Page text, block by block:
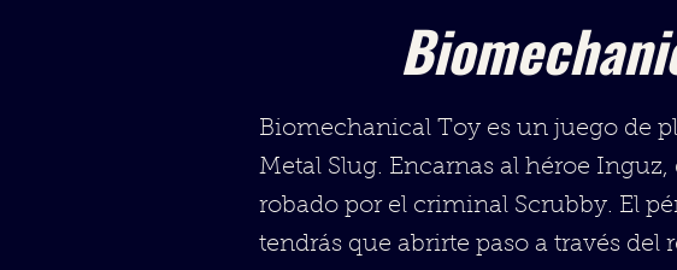
Biomechanical Toy es un juego de
Metal Slug. Encarnas al héroe
robado por el criminal Scrubby. El
tendrás que abrirte paso a través